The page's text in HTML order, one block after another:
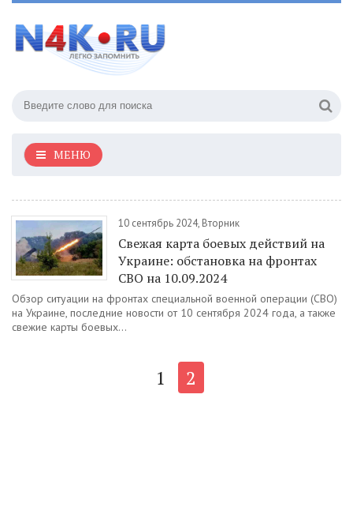
МЕНЮ
10 сентябрь 2024, Вторник
Свежая карта боевых действий на
Украине: обстановка на фронтах
СВО на 10.09.2024
Обзор ситуации на фронтах специальной военной операции (СВО)
на Украине, последние новости от 10 сентября 2024 года, а также
свежие карты боевых...
1 2